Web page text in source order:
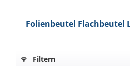
Folienbeutel Flachbeutel
Filtern